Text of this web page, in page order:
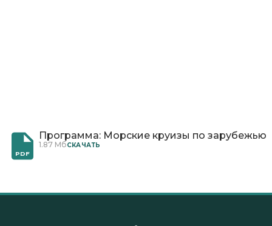
PDF
Программа: Морские круизы по зарубежью
1.87 МбCКАЧАТЬ